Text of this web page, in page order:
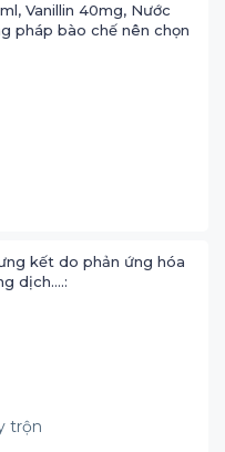
Vanillin 40mg, Nước
pháp bào chế nên chọn
kết do phản ứng hóa
dịch….:
trộn